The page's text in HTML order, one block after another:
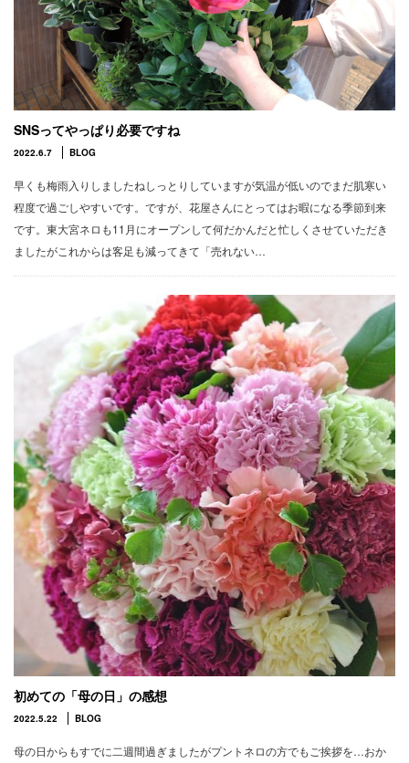
SNSってやっぱり必要ですね
2022.6.7 BLOG
早くも梅雨入りしましたねしっとりしていますが気温が低いのでまだ肌寒い
程度で過ごしやすいです。ですが、花屋さんにとってはお暇になる季節到来
です。東大宮ネロも11月にオープンして何だかんだと忙しくさせていただき
ましたがこれからは客足も減ってきて「売れない…
初めての「母の日」の感想
2022.5.22 BLOG
母の日からもすでに二週間過ぎましたがプントネロの方でもご挨拶を…おか